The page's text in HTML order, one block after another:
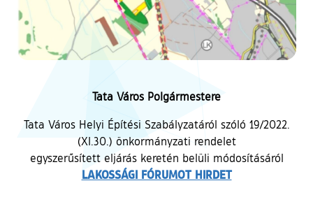
Tata Város Polgármestere
Tata Város Helyi Építési Szabályzatáról szóló 19/2022.
(XI.30.) önkormányzati rendelet
egyszerűsített eljárás keretén belüli módosításáról
LAKOSSÁGI FÓRUMOT HIRDET